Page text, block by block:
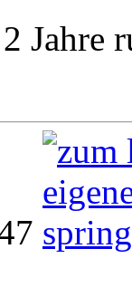
Jahre